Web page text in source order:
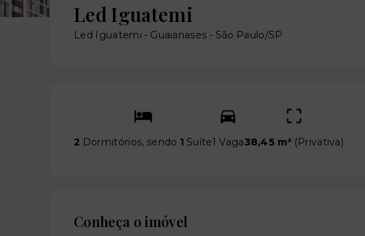
Led Iguatemi
Led Iguatemi - Guaianases - São Paulo/SP
2 Dormitórios, sendo 1 Suíte1 Vaga38,45 m² (Privativa)
Conheça o imóvel